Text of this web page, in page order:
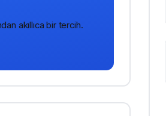
akıllıca bir tercih.